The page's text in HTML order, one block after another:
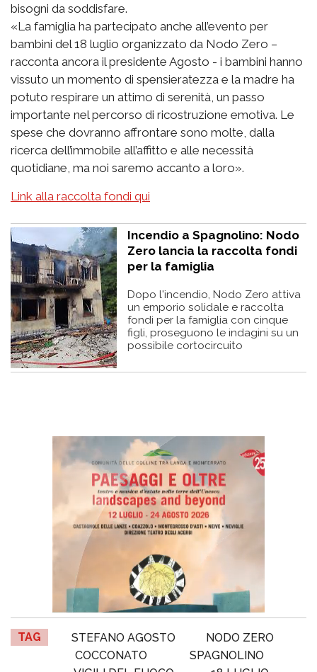
bisogni da soddisfare.
«La famiglia ha partecipato anche all’evento per
bambini del 18 luglio organizzato da Nodo Zero –
racconta ancora il presidente Agosto - i bambini hanno
vissuto un momento di spensieratezza e la madre ha
potuto respirare un attimo di serenità, un passo
importante nel percorso di ricostruzione emotiva. Le
spese che dovranno affrontare sono molte, dalla
ricerca dell’immobile all’affitto e alle necessità
quotidiane, ma noi saremo accanto a loro».
Link alla raccolta fondi qui
Incendio a Spagnolino: Nodo
Zero lancia la raccolta fondi
per la famiglia
Dopo l'incendio, Nodo Zero attiva
un emporio solidale e raccolta
fondi per la famiglia con cinque
figli, proseguono le indagini su un
possibile cortocircuito
TAG STEFANO AGOSTO
NODO ZERO
COCCONATO
SPAGNOLINO